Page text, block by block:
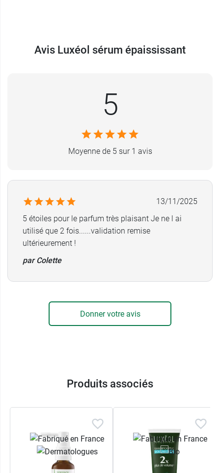
Avis Luxéol sérum épaississant
5
Moyenne de 5 sur 1 avis
13/11/2025
5 étoiles pour le parfum très plaisant Je ne l ai
utilisé que 2 fois......validation remise
ultérieurement !
par Colette
Donner votre avis
Produits associés